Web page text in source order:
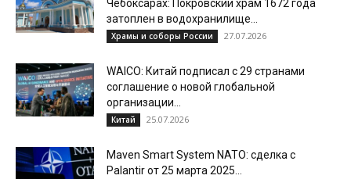
Чебоксарах: Покровский храм 1672 года
затоплен в водохранилище...
Храмы и соборы России 27.07.2026
WAICO: Китай подписал с 29 странами
соглашение о новой глобальной
организации...
Китай 25.07.2026
Maven Smart System NATO: сделка с
Palantir от 25 марта 2025...